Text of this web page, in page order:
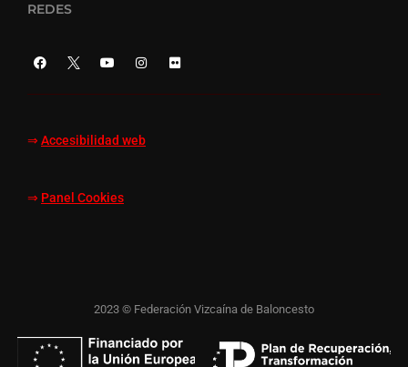
REDES
⇒ Accesibilidad web
⇒ Panel Cookies
2023 © Federación Vizcaína de Baloncesto